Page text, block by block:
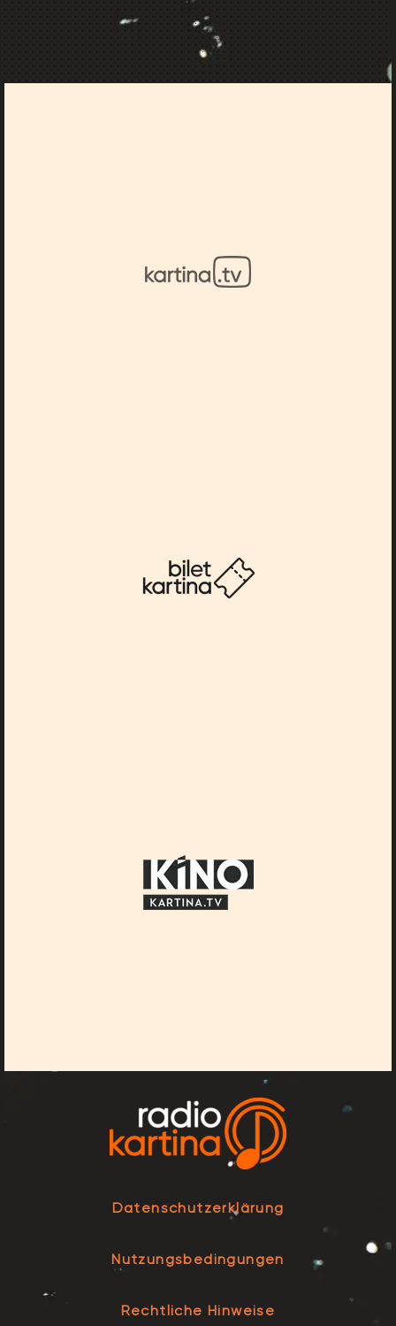
Datenschutzerklärung
Nutzungsbedingungen
Rechtliche Hinweise